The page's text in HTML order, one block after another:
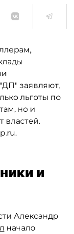
заявляют,
льготы по
но и
властей.
и
Александр
начало